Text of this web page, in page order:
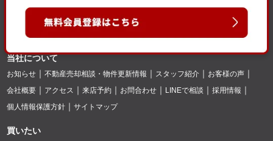
当社について
お知らせ 不動産売却相談・物件更新情報 スタッフ紹介
お客様の声
会社概要
アクセス 来店予約 お問合わせ LINEで相談
採用情報
個人情報保護方針
サイトマップ
買いたい